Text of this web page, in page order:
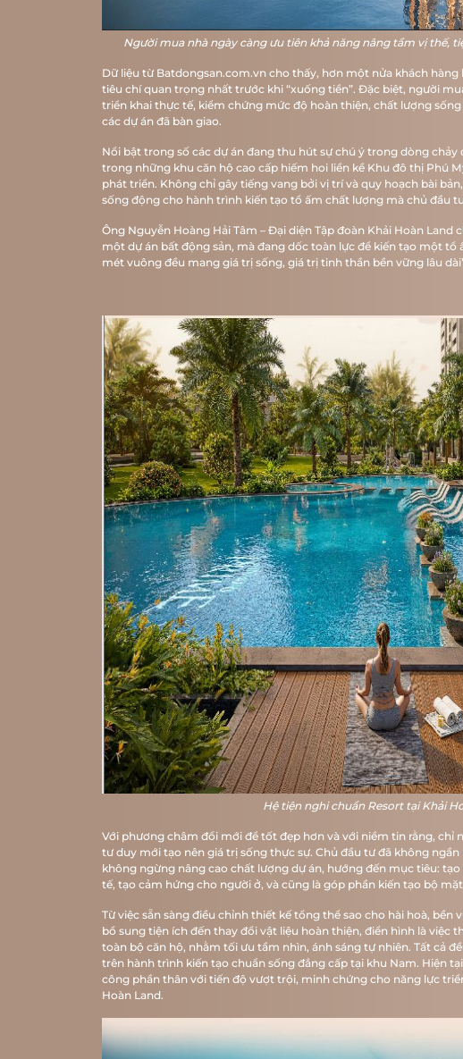
Người mua nhà ngày càng ưu tiên khả năng nâng tầm vị thế,
Dữ liệu từ Batdongsan.com.vn cho thấy, hơn một nửa khách
tiêu chí quan trọng nhất trước khi “xuống tiền”. Đặc biệt, người
triển khai thực tế, kiểm chứng mức độ hoàn thiện, chất lượng
các dự án đã bàn giao.
Nổi bật trong số các dự án đang thu hút sự chú ý trong dòng
trong những khu căn hộ cao cấp hiếm hoi liền kề Khu đô thị Phú
phát triển. Không chỉ gây tiếng vang bởi vị trí và quy hoạch bài
sống động cho hành trình kiến tạo tổ ấm chất lượng mà chủ đầu
Ông Nguyễn Hoàng Hải Tâm – Đại diện Tập đoàn Khải Hoàn Land
một dự án bất động sản, mà đang dốc toàn lực để kiến tạo một
mét vuông đều mang giá trị sống, giá trị tinh thần bền vững lâu
Hệ tiện nghi chuẩn Resort tại Khải
Với phương châm đổi mới để tốt đẹp hơn và với niềm tin rằng, chỉ
tư duy mới tạo nên giá trị sống thực sự. Chủ đầu tư đã không
không ngừng nâng cao chất lượng dự án, hướng đến mục tiêu:
tế, tạo cảm hứng cho người ở, và cũng là góp phần kiến tạo bộ
Từ việc sẵn sàng điều chỉnh thiết kế tổng thể sao cho hài hoà, bền
bổ sung tiện ích đến thay đổi vật liệu hoàn thiện, điển hình là việc
toàn bộ căn hộ, nhằm tối ưu tầm nhìn, ánh sáng tự nhiên. Tất cả
trên hành trình kiến tạo chuẩn sống đẳng cấp tại khu Nam. Hiện
công phần thân với tiến độ vượt trội, minh chứng cho năng lực
Hoàn Land.